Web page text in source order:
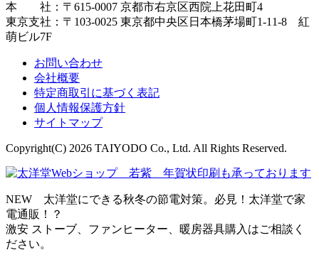
本 社：〒615-0007 京都市右京区西院上花田町4
東京支社：〒103-0025 東京都中央区日本橋茅場町1-11-8 紅
萌ビル7F
お問い合わせ
会社概要
特定商取引に基づく表記
個人情報保護方針
サイトマップ
Copyright(C) 2026 TAIYODO Co., Ltd. All Rights Reserved.
NEW 太洋堂にできる秋冬の節電対策。必見！太洋堂で家
電通販！？
激安 ストーブ、ファンヒーター、暖房器具購入はご相談く
ださい。